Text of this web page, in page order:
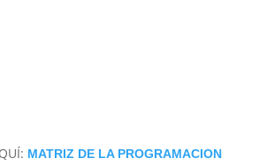
MATRIZ DE LA PROGRAMACION